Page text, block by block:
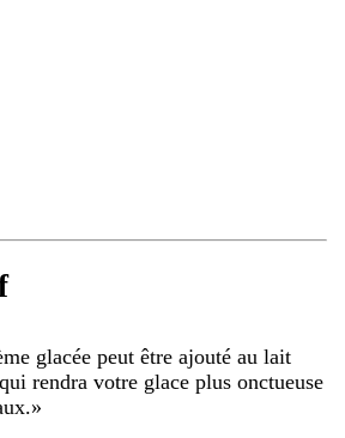
glacée peut être ajouté au lait
rendra votre glace plus onctueuse
»